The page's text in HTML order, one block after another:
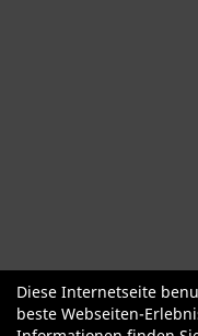
Fahrräder Gute
Fahrradzubehör
Diese Internetseite
beste Webseiten-